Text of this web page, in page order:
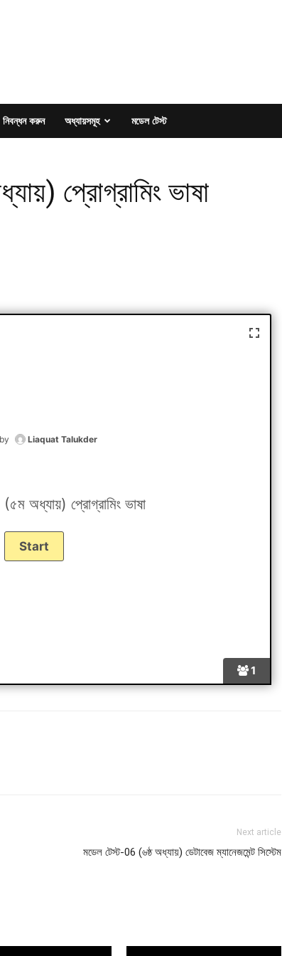
নিবন্ধন করুন অধ্যায়সমূহ মডেল টেস্ট
প্রোগ্রামিং ভাষা
1
Liaquat Talukder
অধ্যায়) প্রোগ্রামিং ভাষা
Next article
মডেল টেস্ট-06 (৬ষ্ঠ অধ্যায়) ডেটাবেজ ম্যানেজমেন্ট সিস্টেম